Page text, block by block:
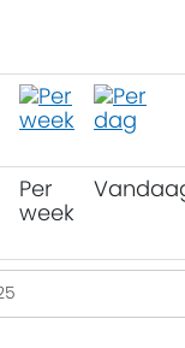
Per
week